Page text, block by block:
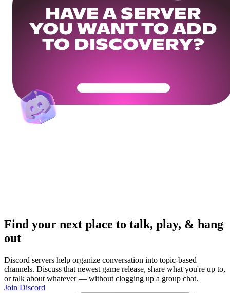
HAVE A SERVER
YOU WANT TO ADD
TO DISCOVERY?
Get Your Community Ready
Find your next place to talk, play, & hang
out
Discord servers help organize conversation into topic-based
channels. Discuss that newest game release, share what you're up to,
or talk about whatever — without clogging up a group chat.
Join Discord